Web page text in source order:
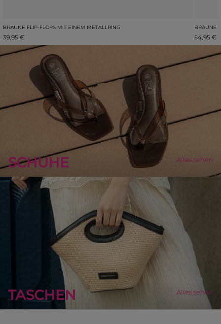
BRAUNE FLIP-FLOPS MIT EINEM METALLRING
39,95 €
BRAUNE
54,95 €
SCHUHE Alles sehen
TASCHEN Alles sehen